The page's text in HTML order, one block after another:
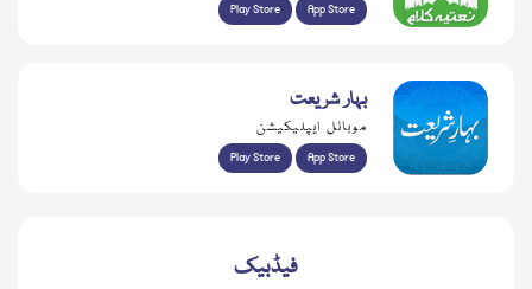
Play Store App Store
بہار شریعت
موبائل ایپلیکیشن
Play Store App Store
فیڈبیک